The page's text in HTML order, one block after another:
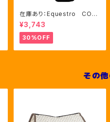
在庫あり：Equestro CON
TRASTING LOGO ソック
ス 2色（ETU00019）
¥3,743
30%OFF
その